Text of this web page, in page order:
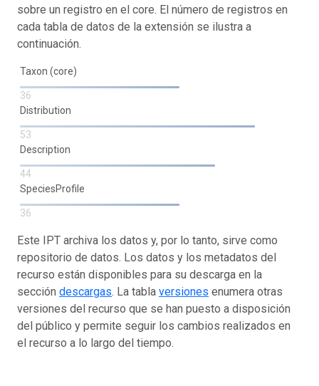
sobre un registro en el core. El número de registros en
cada tabla de datos de la extensión se ilustra a
continuación.
Taxon (core)
36
Distribution
53
Description
44
SpeciesProfile
36
Este IPT archiva los datos y, por lo tanto, sirve como
repositorio de datos. Los datos y los metadatos del
recurso están disponibles para su descarga en la
sección descargas. La tabla versiones enumera otras
versiones del recurso que se han puesto a disposición
del público y permite seguir los cambios realizados en
el recurso a lo largo del tiempo.